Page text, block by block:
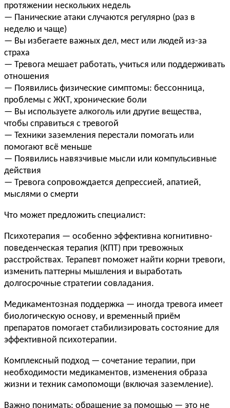
протяжении нескольких недель
— Панические атаки случаются регулярно (раз в
неделю и чаще)
— Вы избегаете важных дел, мест или людей из-за
страха
— Тревога мешает работать, учиться или поддерживать
отношения
— Появились физические симптомы: бессонница,
проблемы с ЖКТ, хронические боли
— Вы используете алкоголь или другие вещества,
чтобы справиться с тревогой
— Техники заземления перестали помогать или
помогают всё меньше
— Появились навязчивые мысли или компульсивные
действия
— Тревога сопровождается депрессией, апатией,
мыслями о смерти
Что может предложить специалист:
Психотерапия — особенно эффективна когнитивно-
поведенческая терапия (КПТ) при тревожных
расстройствах. Терапевт поможет найти корни тревоги,
изменить паттерны мышления и выработать
долгосрочные стратегии совладания.
Медикаментозная поддержка — иногда тревога имеет
биологическую основу, и временный приём
препаратов помогает стабилизировать состояние для
эффективной психотерапии.
Комплексный подход — сочетание терапии, при
необходимости медикаментов, изменения образа
жизни и техник самопомощи (включая заземление).
Важно понимать: обращение за помощью — это не